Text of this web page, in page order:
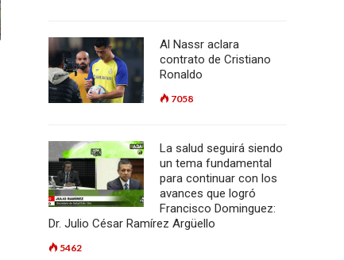
Al Nassr aclara
contrato de Cristiano
Ronaldo
7058
La salud seguirá siendo
un tema fundamental
para continuar con los
avances que logró
Francisco Dominguez:
Dr. Julio César Ramírez Argüello
5462